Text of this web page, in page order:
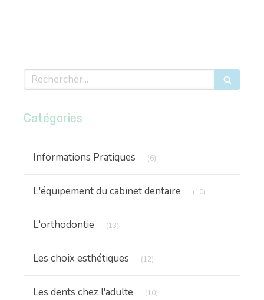
Rechercher
Catégories
Informations Pratiques (6)
L'équipement du cabinet dentaire (10)
L'orthodontie (13)
Les choix esthétiques (12)
Les dents chez l'adulte (10)